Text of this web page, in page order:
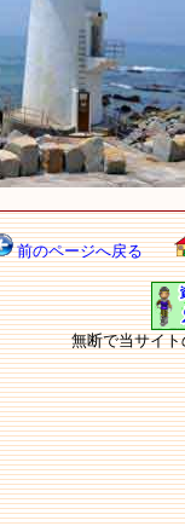
前のページへ戻る
無断で当サイ